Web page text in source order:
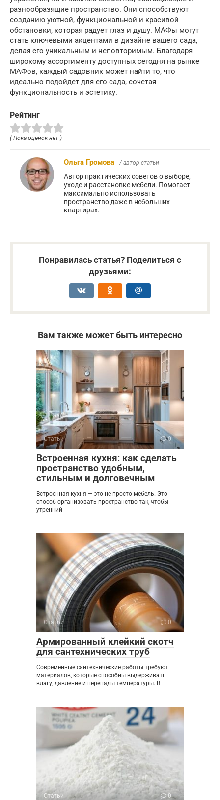
разнообразящие пространство. Они способствуют
созданию уютной, функциональной и красивой
обстановки, которая радует глаз и душу. МАФы могут
стать ключевыми акцентами в дизайне вашего сада,
делая его уникальным и неповторимым. Благодаря
широкому ассортименту доступных сегодня на рынке
МАФов, каждый садовник может найти то, что
идеально подойдет для его сада, сочетая
функциональность и эстетику.
Рейтинг
( Пока оценок нет )
Ольга Громова / автор статьи
Автор практических советов о выборе,
уходе и расстановке мебели. Помогает
максимально использовать
пространство даже в небольших
квартирах.
Понравилась статья? Поделиться с
друзьями:
Вам также может быть интересно
Статьи 0
Встроенная кухня: как сделать
пространство удобным,
стильным и долговечным
Встроенная кухня — это не просто мебель. Это
способ организовать пространство так, чтобы
утренний
Статьи 0
Армированный клейкий скотч
для сантехнических труб
Современные сантехнические работы требуют
материалов, которые способны выдерживать
влагу, давление и перепады температуры. В
Статьи 0